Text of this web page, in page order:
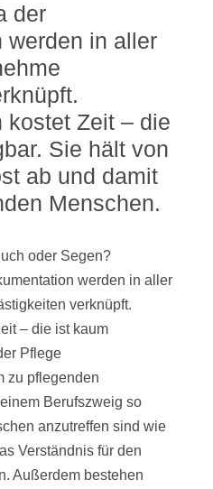
der
werden in aller
kostet Zeit – die
Sie hält von
ab und damit
Menschen.
oder Segen?
werden in aller
verknüpft.
– die ist kaum
Pflege
zu pflegenden
Berufszweig so
anzutreffen sind wie
Verständnis für den
Außerdem bestehen